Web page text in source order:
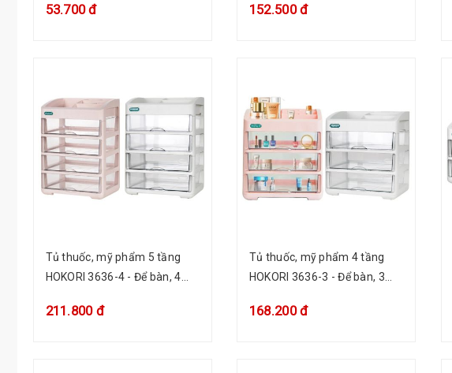
tắm
53.700 đ 152.500 đ
Tủ thuốc, mỹ phẩm 5 tầng
HOKORI 3636-4 - Để bàn, 4
211.800 đ
Tủ thuốc, mỹ phẩm 4 tầng
HOKORI 3636-3 - Để bàn, 3
168.200 đ